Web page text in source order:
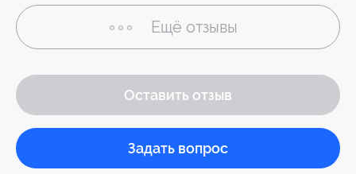
Ещё отзывы
Оставить отзыв
Задать вопрос